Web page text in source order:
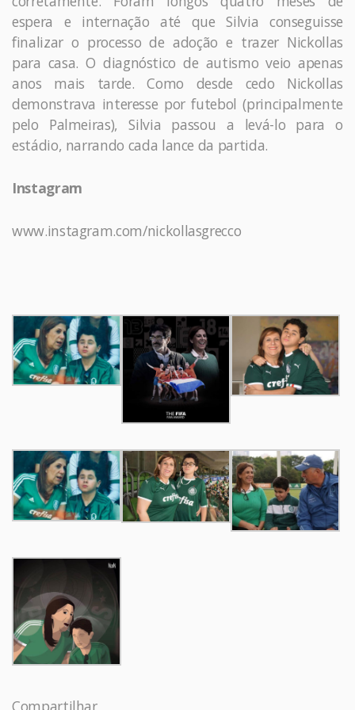
espera e internação até que Silvia conseguisse
finalizar o processo de adoção e trazer Nickollas
para casa. O diagnóstico de autismo veio apenas
anos mais tarde. Como desde cedo Nickollas
demonstrava interesse por futebol (principalmente
pelo Palmeiras), Silvia passou a levá-lo para o
estádio, narrando cada lance da partida.
Instagram
www.instagram.com/nickollasgrecco
Compartilhar